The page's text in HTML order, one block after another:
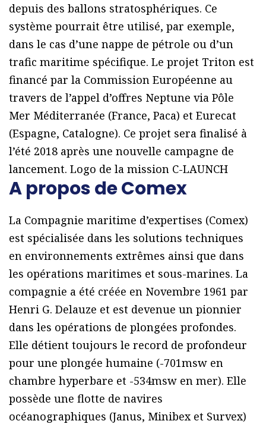
depuis des ballons stratosphériques. Ce
système pourrait être utilisé, par exemple,
dans le cas d’une nappe de pétrole ou d’un
trafic maritime spécifique. Le projet Triton est
financé par la Commission Européenne au
travers de l’appel d’offres Neptune via Pôle
Mer Méditerranée (France, Paca) et Eurecat
(Espagne, Catalogne). Ce projet sera finalisé à
l’été 2018 après une nouvelle campagne de
lancement. Logo de la mission C-LAUNCH
A propos de Comex
La Compagnie maritime d’expertises (Comex)
est spécialisée dans les solutions techniques
en environnements extrêmes ainsi que dans
les opérations maritimes et sous-marines. La
compagnie a été créée en Novembre 1961 par
Henri G. Delauze et est devenue un pionnier
dans les opérations de plongées profondes.
Elle détient toujours le record de profondeur
pour une plongée humaine (-701msw en
chambre hyperbare et -534msw en mer). Elle
possède une flotte de navires
océanographiques (Janus, Minibex et Survex)